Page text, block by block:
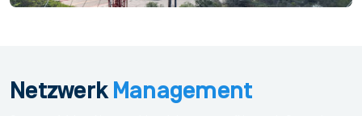
Netzwerk Management